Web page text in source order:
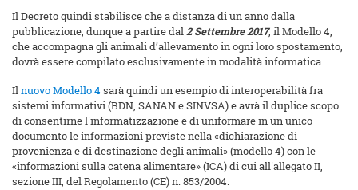
Il Decreto quindi stabilisce che a distanza di un anno dalla
pubblicazione, dunque a partire dal2 Settembre 2017, il Modello 4,
che accompagna gli animali d’allevamento in ogni loro spostamento,
dovrà essere compilato esclusivamente in modalità informatica.
Ilnuovo Modello 4 sarà quindi un esempio di interoperabilità fra
sistemi informativi (BDN, SANAN e SINVSA) e avrà il duplice scopo
di consentirne l'informatizzazione e di uniformare in un unico
documento le informazioni previste nella «dichiarazione di
provenienza e di destinazione degli animali» (modello 4) con le
«informazioni sulla catena alimentare» (ICA) di cui all'allegato II,
sezione III, del Regolamento (CE) n. 853/2004.